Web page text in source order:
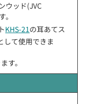
ウッド(JVC
KHS-21 の耳あてス
して使用できま
す。